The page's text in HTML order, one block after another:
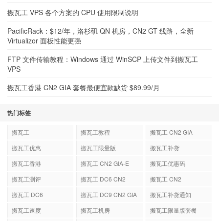
搬瓦工 VPS 各个方案的 CPU 使用限制说明
PacificRack：$12/年，洛杉矶 QN 机房，CN2 GT 线路，全新
Virtualizor 面板性能更强
FTP 文件传输教程：Windows 通过 WinSCP 上传文件到搬瓦工
VPS
搬瓦工香港 CN2 GIA 套餐最便宜款缺货 $89.99/月
热门标签
搬瓦工 搬瓦工教程
搬瓦工 CN2 GIA
搬瓦工优惠
搬瓦工限量版
搬瓦工补货
搬瓦工香港
搬瓦工 CN2 GIA-E
搬瓦工优惠码
搬瓦工测评
搬瓦工 DC6 CN2
搬瓦工 CN2
搬瓦工 DC6
搬瓦工 DC9 CN2 GIA
搬瓦工补货通知
搬瓦工速度
搬瓦工机房
搬瓦工限量版套餐